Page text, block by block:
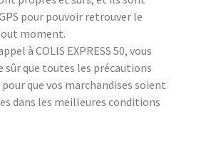
pour pouvoir retrouver le
moment.
à COLIS EXPRESS 50, vous
sûr que toutes les précautions
que vos marchandises soient
dans les meilleures conditions